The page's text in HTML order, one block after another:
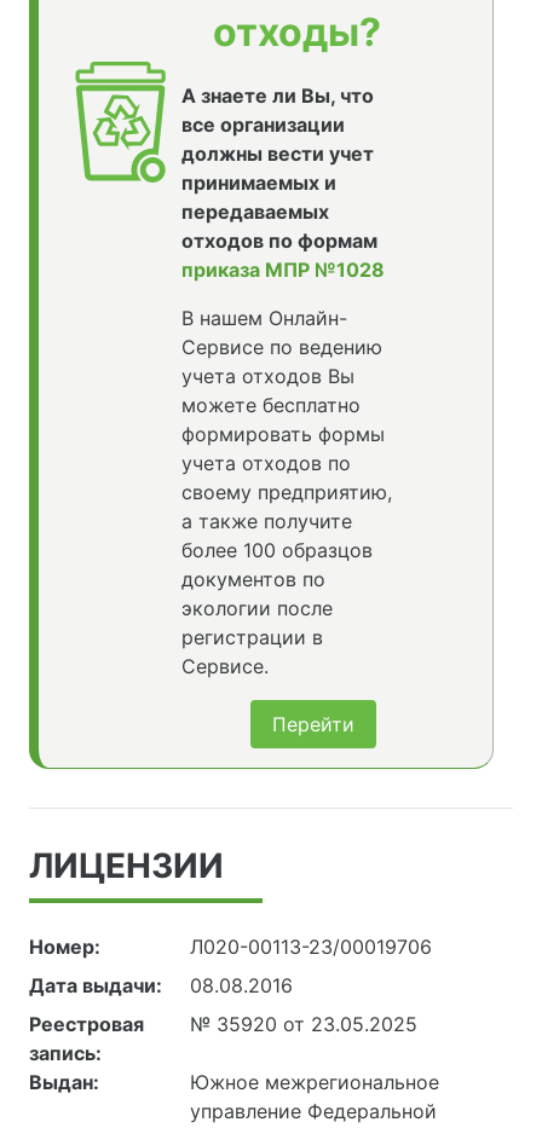
отходы?
А знаете ли Вы, что
все организации
должны вести учет
принимаемых и
передаваемых
отходов по формам
приказа МПР №1028
В нашем Онлайн-
Сервисе по ведению
учета отходов Вы
можете бесплатно
формировать формы
учета отходов по
своему предприятию,
а также получите
более 100 образцов
документов по
экологии после
регистрации в
Сервисе.
Перейти
ЛИЦЕНЗИИ
Номер:
Л020-00113-23/00019706
Дата выдачи:
08.08.2016
Реестровая
запись:
№ 35920 от 23.05.2025
Выдан:
Южное межрегиональное
управление Федеральной